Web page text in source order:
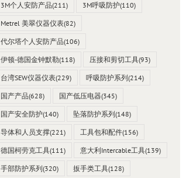
3M个人安防产品(211) 3M呼吸防护(110)
Metrel 美翠仪器仪表(82)
代尔塔个人安防产品(106)
伊顿-德国金钟默勒(118) 压接和剪切工具(93)
台湾SEW仪器仪表(229) 呼吸防护系列(214)
国产产品(628) 国产低压电器(345)
国产安全防护(140) 坠落防护系列(148)
导体和人员支撑(221) 工具包和配件(156)
德国柯劳克工具(111) 意大利Intercable工具(139)
手部防护系列(320) 扳手类工具(128)